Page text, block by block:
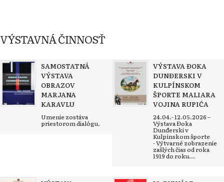
VÝSTAVNÁ ČINNOSŤ
SAMOSTATNÁ
VÝSTAVA
OBRAZOV
MARJANA
KARAVLU
Umenie zostáva
priestorom dialógu.
VÝSTAVA ĐOKA
DUNĐERSKI V
KULPÍNSKOM
ŠPORTE MALIARA
VOJINA RUPIĆA
24.04.- 12.05.2026 –
Výstava Đoka
Dunđerski v
Kulpínskom športe
- Výtvarné zobrazenie
zašlých čias od roka
1919 do roku...